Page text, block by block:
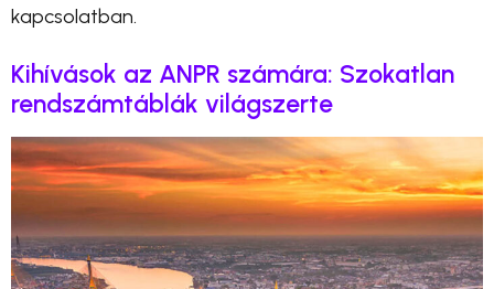
kapcsolatban.
Kihívások az ANPR számára: Szokatlan
rendszámtáblák világszerte